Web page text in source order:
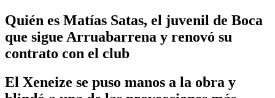
Quién es Matías Satas, el juvenil de Boca
que sigue Arruabarrena y renovó su
contrato con el club
El Xeneize se puso manos a la obra y